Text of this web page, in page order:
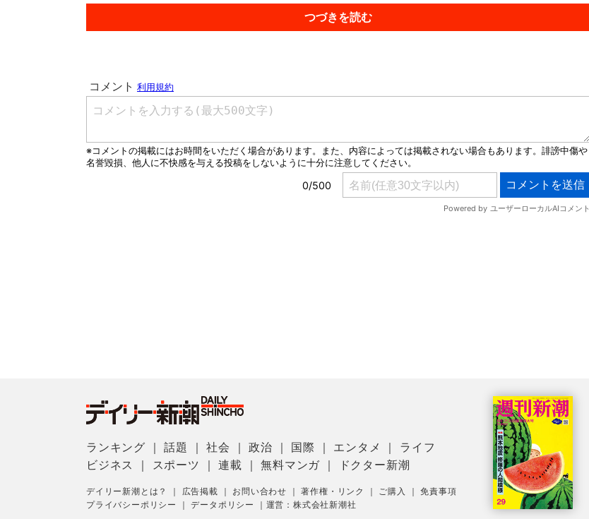
つづきを読む
ランキング ｜話題 ｜社会 ｜政治 国際 エンタメ
ライフ
ビジネス
スポーツ ｜連載 ｜無料マンガ ドクター新潮
デイリー新潮とは？ 広告掲載 お問い合わせ ｜著作権・リンク ご購入 ｜免責事項
プライバシーポリシー
｜データポリシー 運営：株式会社新潮社